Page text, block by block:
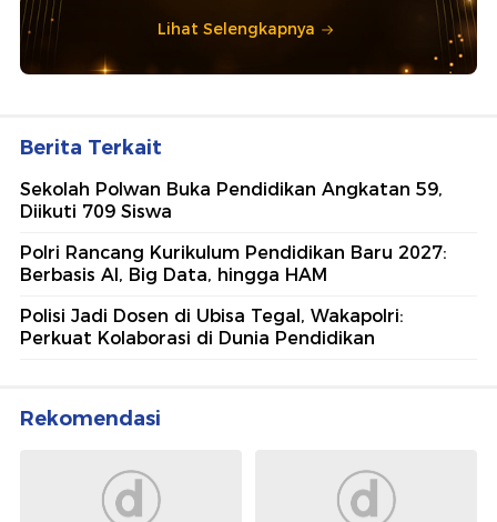
Lihat Selengkapnya
Berita Terkait
Sekolah Polwan Buka Pendidikan Angkatan 59,
Diikuti 709 Siswa
Polri Rancang Kurikulum Pendidikan Baru 2027:
Berbasis AI, Big Data, hingga HAM
Polisi Jadi Dosen di Ubisa Tegal, Wakapolri:
Perkuat Kolaborasi di Dunia Pendidikan
Rekomendasi